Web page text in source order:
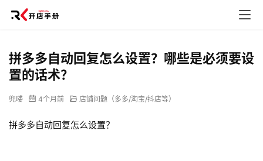
拼多多自动回复怎么设置？哪些是必须要设
置的话术？
兜喽 4个月前 店铺问题（多多/淘宝/抖店等）
拼多多自动回复怎么设置？